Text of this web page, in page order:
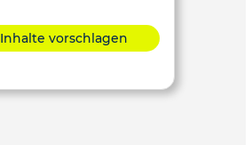
Inhalte vorschlagen